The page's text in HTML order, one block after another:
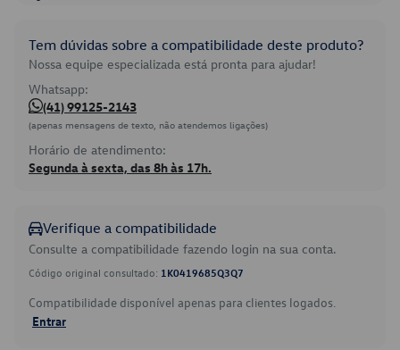
Tem dúvidas sobre a compatibilidade deste produto?
Nossa equipe especializada está pronta para ajudar!
Whatsapp:
(41) 99125-2143
(apenas mensagens de texto, não atendemos ligações)
Horário de atendimento:
Segunda à sexta, das 8h às 17h.
Verifique a compatibilidade
Consulte a compatibilidade fazendo login na sua conta.
Código original consultado: 1K0419685Q3Q7
Compatibilidade disponível apenas para clientes logados.
Entrar